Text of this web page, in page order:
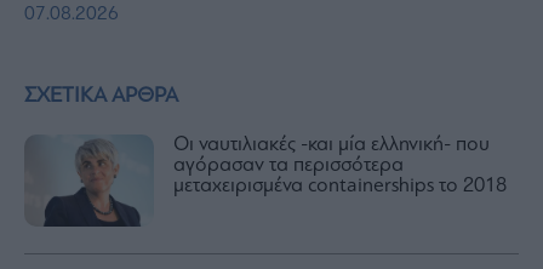
ΣΧΕΤΙΚΑ ΑΡΘΡΑ
Οι ναυτιλιακές -και μία ελληνική- που
αγόρασαν τα περισσότερα
μεταχειρισμένα containerships το 2018
07.08.2026